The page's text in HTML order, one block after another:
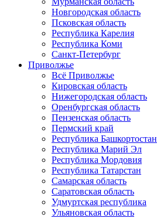
Новгородская область
Псковская область
Республика Карелия
Республика Коми
Санкт-Петербург
Приволжье
Всё Приволжье
Кировская область
Нижегородская область
Оренбургская область
Пензенская область
Пермский край
Республика Башкортостан
Республика Марий Эл
Республика Мордовия
Республика Татарстан
Самарская область
Саратовская область
Удмуртская республика
Ульяновская область